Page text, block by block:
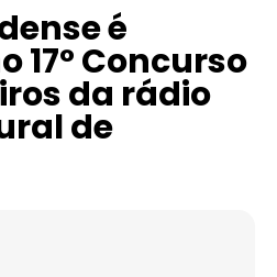
é
17° Concurso
da rádio
de